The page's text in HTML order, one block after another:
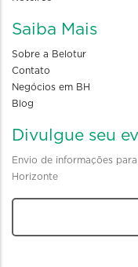
Saiba Mais
Sobre a Belotur
Contato
Negócios em BH
Blog
Divulgue seu
Envio de informações
Horizonte